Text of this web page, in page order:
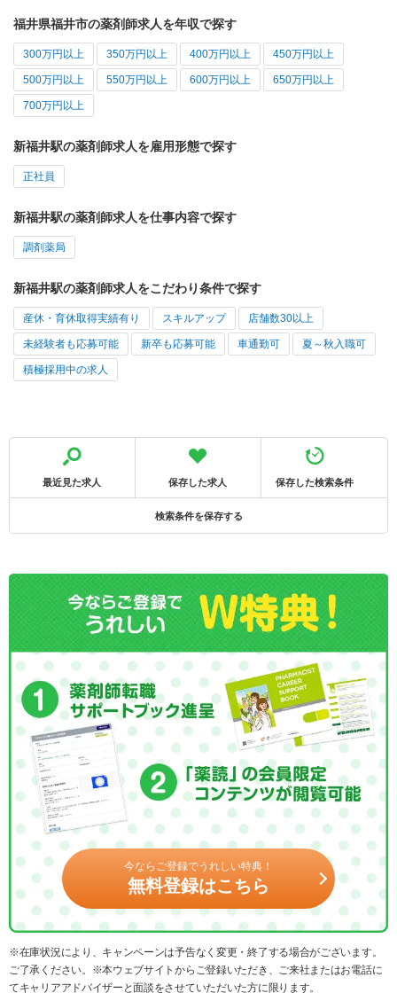
福井県福井市の薬剤師求人を年収で探す
300万円以上 350万円以上 400万円以上 450万円以上
500万円以上 550万円以上 600万円以上 650万円以上
700万円以上
新福井駅の薬剤師求人を雇用形態で探す
正社員
新福井駅の薬剤師求人を仕事内容で探す
調剤薬局
新福井駅の薬剤師求人をこだわり条件で探す
産休・育休取得実績有り スキルアップ 店舗数30以上
未経験者も応募可能 新卒も応募可能 車通勤可 夏～秋入職可
積極採用中の求人
最近見た求人 保存した求人 保存した検索条件
検索条件を保存する
今ならご登録でうれしい特典！
無料登録はこちら
※在庫状況により、キャンペーンは予告なく変更・終了する場合がございます。
ご了承ください。※本ウェブサイトからご登録いただき、ご来社またはお電話に
てキャリアアドバイザーと面談をさせていただいた方に限ります。